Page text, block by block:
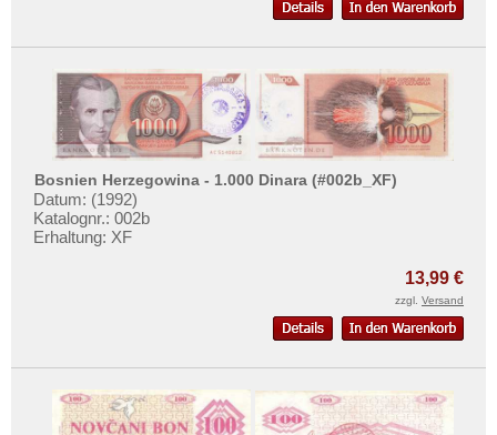
Bosnien Herzegowina - 1.000 Dinara (#002b_XF)
Datum: (1992)
Katalognr.: 002b
Erhaltung: XF
13,99 €
zzgl. Versand